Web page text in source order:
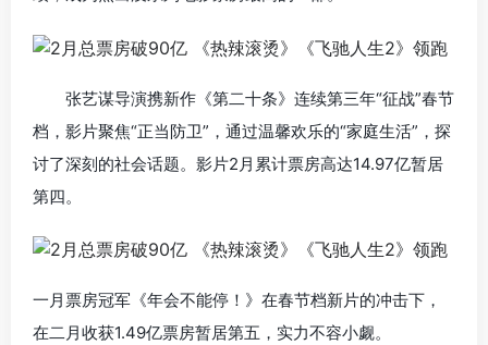
张艺谋导演携新作《第二十条》连续第三年“征战”春节
档，影片聚焦“正当防卫”，通过温馨欢乐的“家庭生活”，探
讨了深刻的社会话题。影片2月累计票房高达14.97亿暂居
第四。
一月票房冠军《年会不能停！》在春节档新片的冲击下，
在二月收获1.49亿票房暂居第五，实力不容小觑。